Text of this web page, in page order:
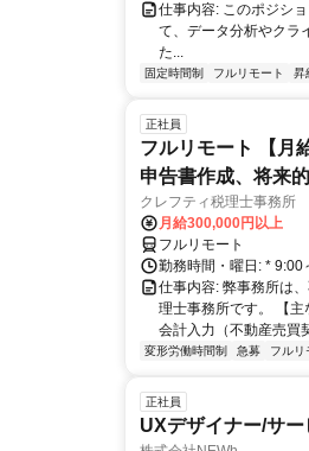
仕事内容: このポジシ
て、データ分析やクラ
た...
固定時間制 フルリモート 昇
正社員
フルリモート 【月
申告書作成、将来
クレフティ税理士事務所
月給300,000円以上
フルリモート
勤務時間・曜日: *
仕事内容: 弊事務所は
理士事務所です。 【
会計入力（不動産売買
変形労働時間制 急募 フルリ
正社員
UXデザイナー/サ